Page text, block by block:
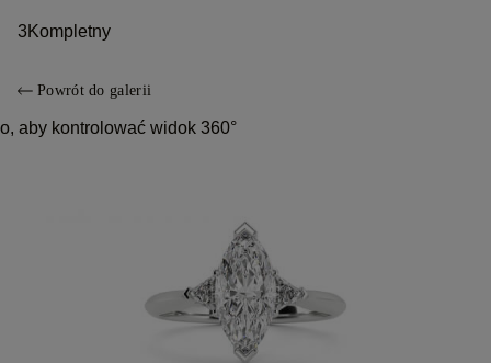
3 Kompletny
Powrót do galerii
aby kontrolować widok 360°